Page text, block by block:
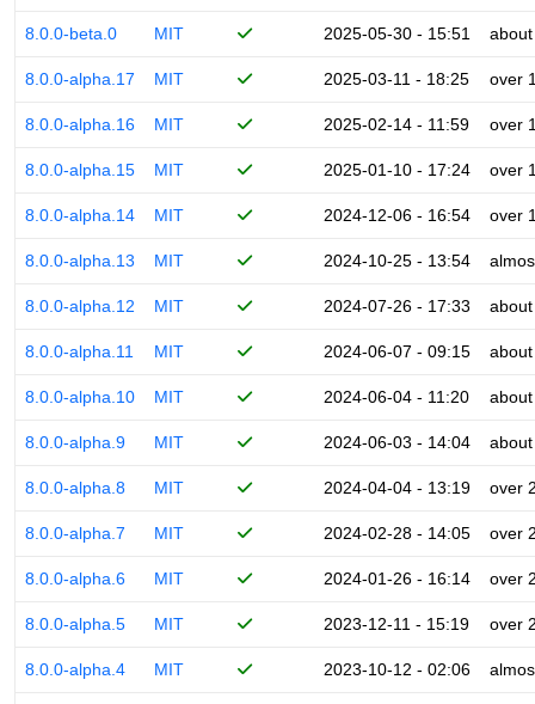
8.0.0-beta.0 MIT 2025-05-30 - 15:51
8.0.0-alpha.17 MIT 2025-03-11 - 18:25 over
8.0.0-alpha.16 MIT 2025-02-14 - 11:59 over
8.0.0-alpha.15 MIT 2025-01-10 - 17:24 over
8.0.0-alpha.14 MIT 2024-12-06 - 16:54 over
8.0.0-alpha.13 MIT 2024-10-25 - 13:54
8.0.0-alpha.12 MIT 2024-07-26 - 17:33
8.0.0-alpha.11 MIT 2024-06-07 - 09:15
8.0.0-alpha.10 MIT 2024-06-04 - 11:20
8.0.0-alpha.9 MIT 2024-06-03 - 14:04
8.0.0-alpha.8 MIT 2024-04-04 - 13:19 over
8.0.0-alpha.7 MIT 2024-02-28 - 14:05 over
8.0.0-alpha.6 MIT 2024-01-26 - 16:14 over
8.0.0-alpha.5 MIT 2023-12-11 - 15:19 over
8.0.0-alpha.4 MIT 2023-10-12 - 02:06